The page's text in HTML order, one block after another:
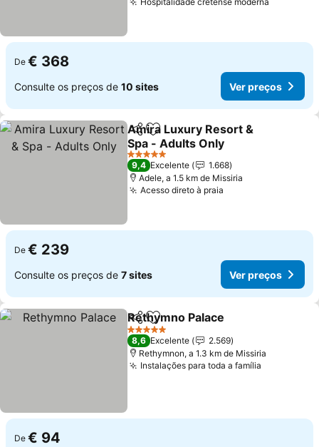
De € 368
Consulte os preços de 10 sites Ver preços
PartilharAdicionar aos favoritos
Amira Luxury Resort &
Spa - Adults Only
Ver preços
5 Estrelas
9,4 Excelente
1.668
Adele, a 1.5 km de Missiria
Acesso direto à praia
De € 239
Consulte os preços de 7 sites Ver preços
PartilharAdicionar aos favoritos
Rethymno Palace
5 Estrelas
8,6 Excelente
2.569
Rethymnon, a 1.3 km de Missiria
Instalações para toda a família
De € 94